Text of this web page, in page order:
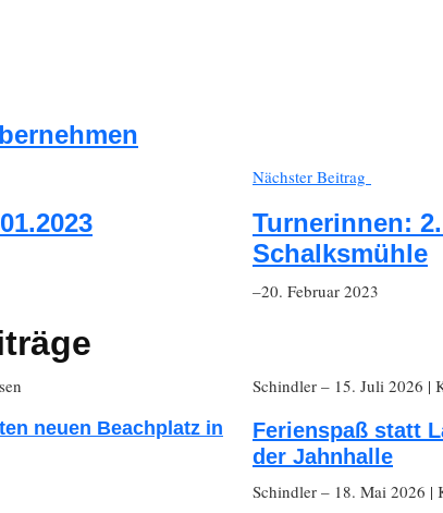
Nächster Beitrag
Turnerinnen:
Schalksmühle
–20. Februar 2023
neuen Beachplatz in
Schindler – 15. Juli 2026 |
Ferienspaß statt
der Jahnhalle
Schindler – 18. Mai 2026 |